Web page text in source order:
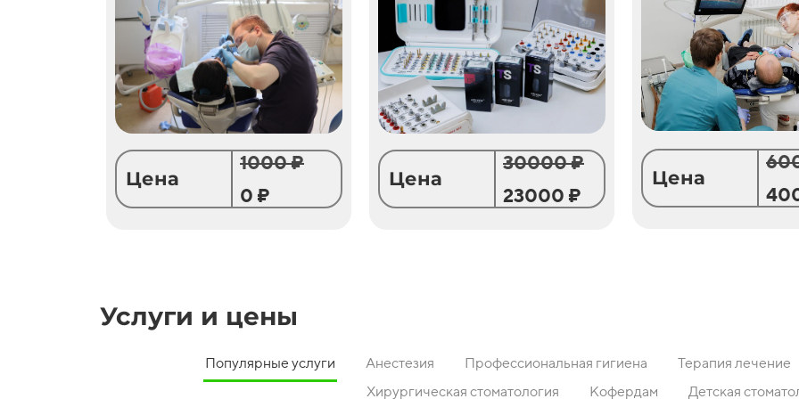
Цена
1000 ₽
0 ₽
Цена
30000 ₽
23000 ₽
Цена
Услуги и цены
Популярные услуги Анестезия Профессиональная гигиена Терапия лечение
Хирургическая стоматология
Кофердам Детская